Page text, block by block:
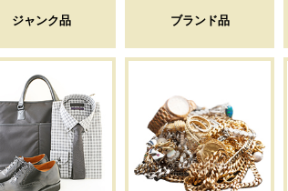
ジャンク品 ブランド品